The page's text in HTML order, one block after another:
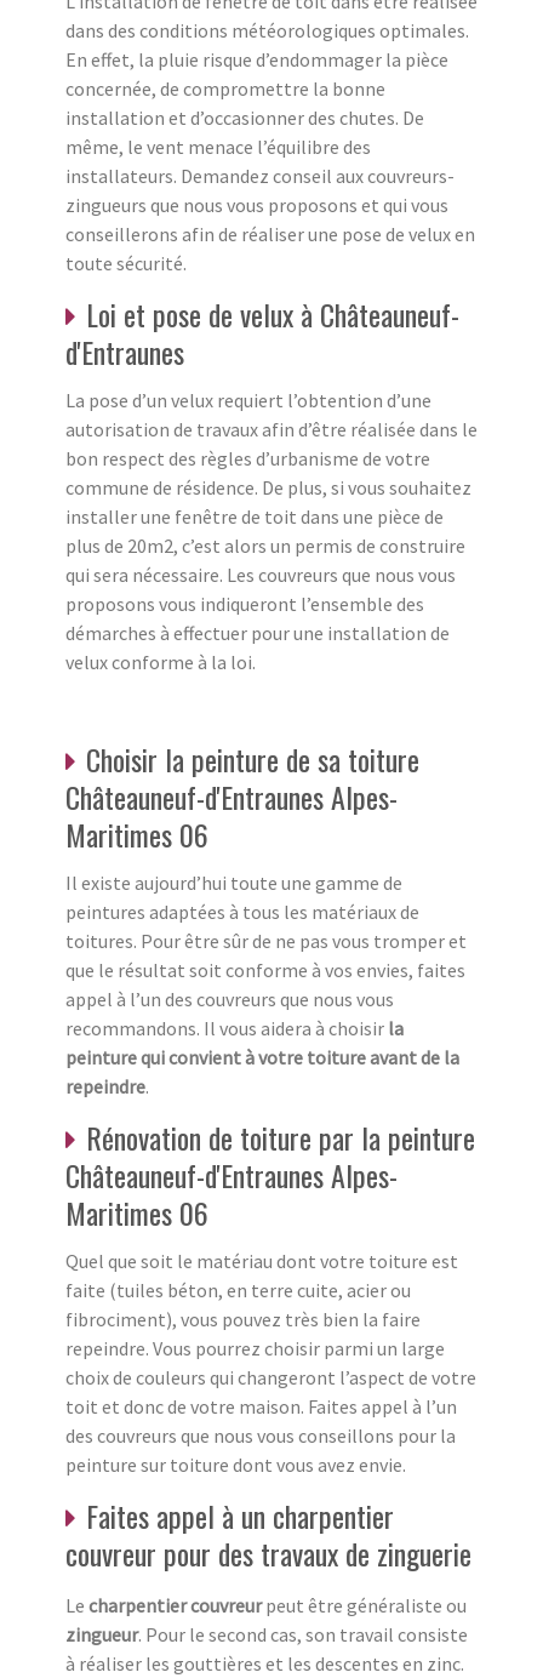
dans des conditions météorologiques optimales.
En effet, la pluie risque d’endommager la pièce
concernée, de compromettre la bonne
installation et d’occasionner des chutes. De
même, le vent menace l’équilibre des
installateurs. Demandez conseil aux couvreurs-
zingueurs que nous vous proposons et qui vous
conseillerons afin de réaliser une pose de velux en
toute sécurité.
Loi et pose de velux à Châteauneuf-
d'Entraunes
La pose d’un velux requiert l’obtention d’une
autorisation de travaux afin d’être réalisée dans le
bon respect des règles d’urbanisme de votre
commune de résidence. De plus, si vous souhaitez
installer une fenêtre de toit dans une pièce de
plus de 20m2, c’est alors un permis de construire
qui sera nécessaire. Les couvreurs que nous vous
proposons vous indiqueront l’ensemble des
démarches à effectuer pour une installation de
velux conforme à la loi.
Choisir la peinture de sa toiture
Châteauneuf-d'Entraunes Alpes-
Maritimes 06
Il existe aujourd’hui toute une gamme de
peintures adaptées à tous les matériaux de
toitures. Pour être sûr de ne pas vous tromper et
que le résultat soit conforme à vos envies, faites
appel à l’un des couvreurs que nous vous
recommandons. Il vous aidera à choisir la
peinture qui convient à votre toiture avant de la
repeindre.
Rénovation de toiture par la peinture
Châteauneuf-d'Entraunes Alpes-
Maritimes 06
Quel que soit le matériau dont votre toiture est
faite (tuiles béton, en terre cuite, acier ou
fibrociment), vous pouvez très bien la faire
repeindre. Vous pourrez choisir parmi un large
choix de couleurs qui changeront l’aspect de votre
toit et donc de votre maison. Faites appel à l’un
des couvreurs que nous vous conseillons pour la
peinture sur toiture dont vous avez envie.
Faites appel à un charpentier
couvreur pour des travaux de zinguerie
Le charpentier couvreurpeut être généraliste ou
zingueur. Pour le second cas, son travail consiste
à réaliser les gouttières et les descentes en zinc.